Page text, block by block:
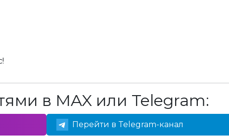
в MAX или Telegram:
Перейти в Telegram-канал